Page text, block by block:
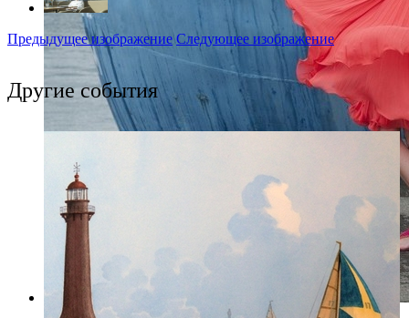
Предыдущее изображение Следующее изображение
Другие события